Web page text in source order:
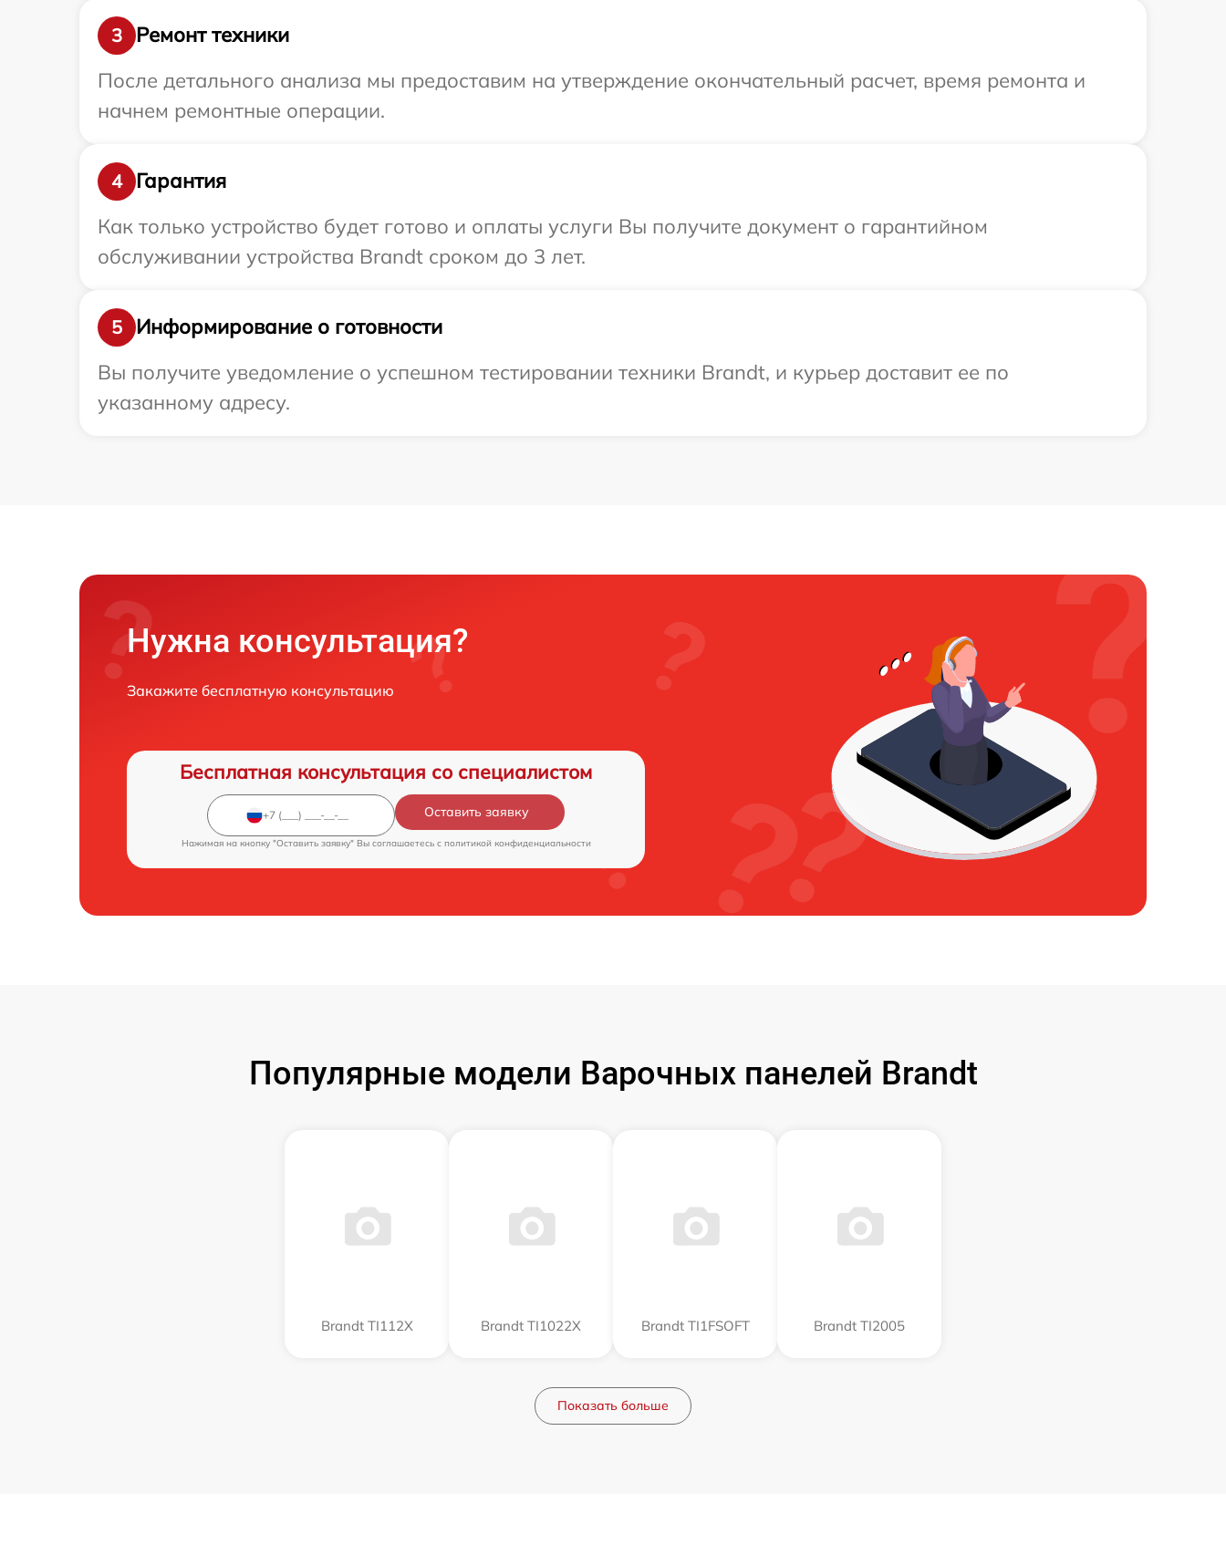
3
Ремонт техники
После детального анализа мы предоставим на утверждение окончательный расчет, время ремонта и
начнем ремонтные операции.
4
Гарантия
Как только устройство будет готово и оплаты услуги Вы получите документ о гарантийном
обслуживании устройства Brandt сроком до 3 лет.
5
Информирование о готовности
Вы получите уведомление о успешном тестировании техники Brandt, и курьер доставит ее по
указанному адресу.
Нужна консультация?
Закажите бесплатную консультацию
Бесплатная консультация со специалистом
Оставить заявку
Нажимая на кнопку "Оставить заявку" Вы соглашаетесь c политикой конфиденциальности
Популярные модели Варочных панелей Brandt
Brandt TI112X Brandt TI1022X Brandt TI1FSOFT Brandt TI2005
Показать больше